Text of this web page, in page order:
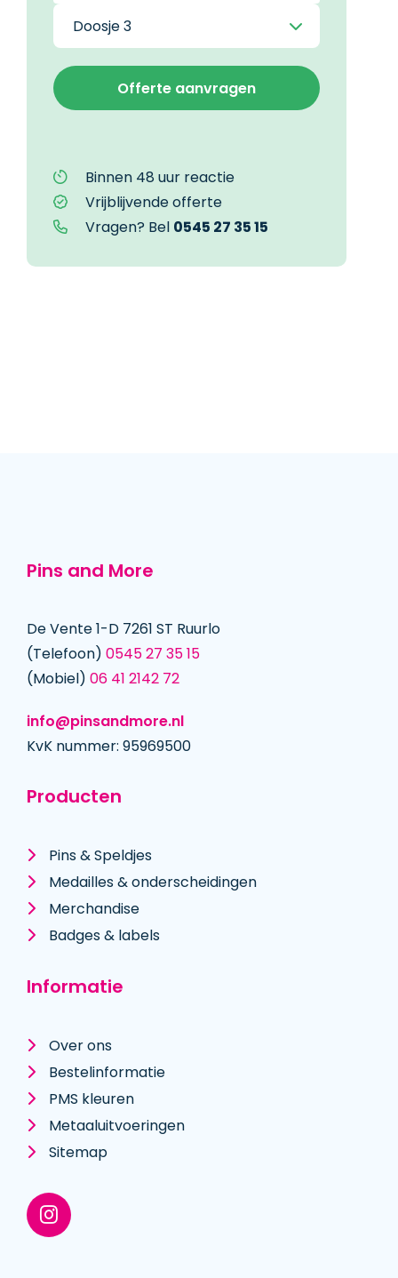
Binnen 48 uur reactie
Vrijblijvende offerte
Vragen? Bel 0545 27 35 15
Pins and More
De Vente 1-D 7261 ST Ruurlo
(Telefoon) 0545 27 35 15
(Mobiel) 06 41 2142 72
info@pinsandmore.nl
KvK nummer: 95969500
Producten
Pins & Speldjes
Medailles & onderscheidingen
Merchandise
Badges & labels
Informatie
Over ons
Bestelinformatie
PMS kleuren
Metaal­uitvoeringen
Sitemap